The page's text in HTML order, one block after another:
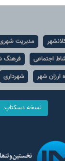
مدیریت
اجتماعی فرهنگ
ارزان شهر شهرداری
نسخه دسکتاپ